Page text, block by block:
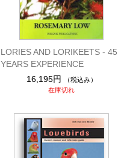
LORIES AND LORIKEETS ‐ 45
YEARS EXPERIENCE
16,195円
（税込み）
在庫切れ